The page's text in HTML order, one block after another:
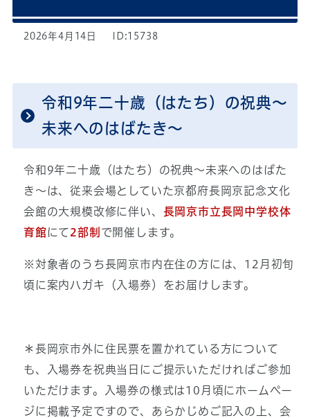
2026年4月14日 ID:15738
令和9年二十歳（はたち）の祝典～
未来へのはばたき～
令和9年二十歳（はたち）の祝典～未来へのはばた
き～は、従来会場としていた京都府長岡京記念文化
会館の大規模改修に伴い、 長岡京市立長岡中学校体
育館にて2部制 で開催します。
※対象者のうち長岡京市内在住の方には、12月初旬
頃に案内ハガキ（入場券）をお届けします。
＊長岡京市外に住民票を置かれている方について
も、入場券を祝典当日にご提示いただければご参加
いただけます。入場券の様式は10月頃にホームペー
ジに掲載予定ですので、あらかじめご記入の上、会